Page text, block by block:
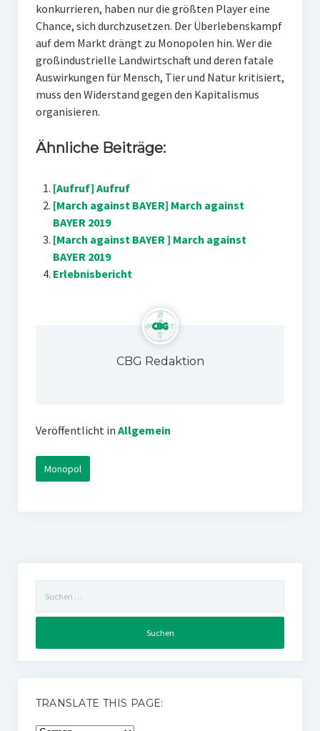
konkurrieren, haben nur die größten Player eine
Chance, sich durchzusetzen. Der Überlebenskampf
auf dem Markt drängt zu Monopolen hin. Wer die
großindustrielle Landwirtschaft und deren fatale
Auswirkungen für Mensch, Tier und Natur kritisiert,
muss den Widerstand gegen den Kapitalismus
organisieren.
Ähnliche Beiträge:
[Aufruf] Aufruf
[March against BAYER] March against
BAYER 2019
[March against BAYER ] March against
BAYER 2019
Erlebnisbericht
CBG Redaktion
Veröffentlicht in Allgemein
Monopol
nach:
TRANSLATE THIS PAGE: